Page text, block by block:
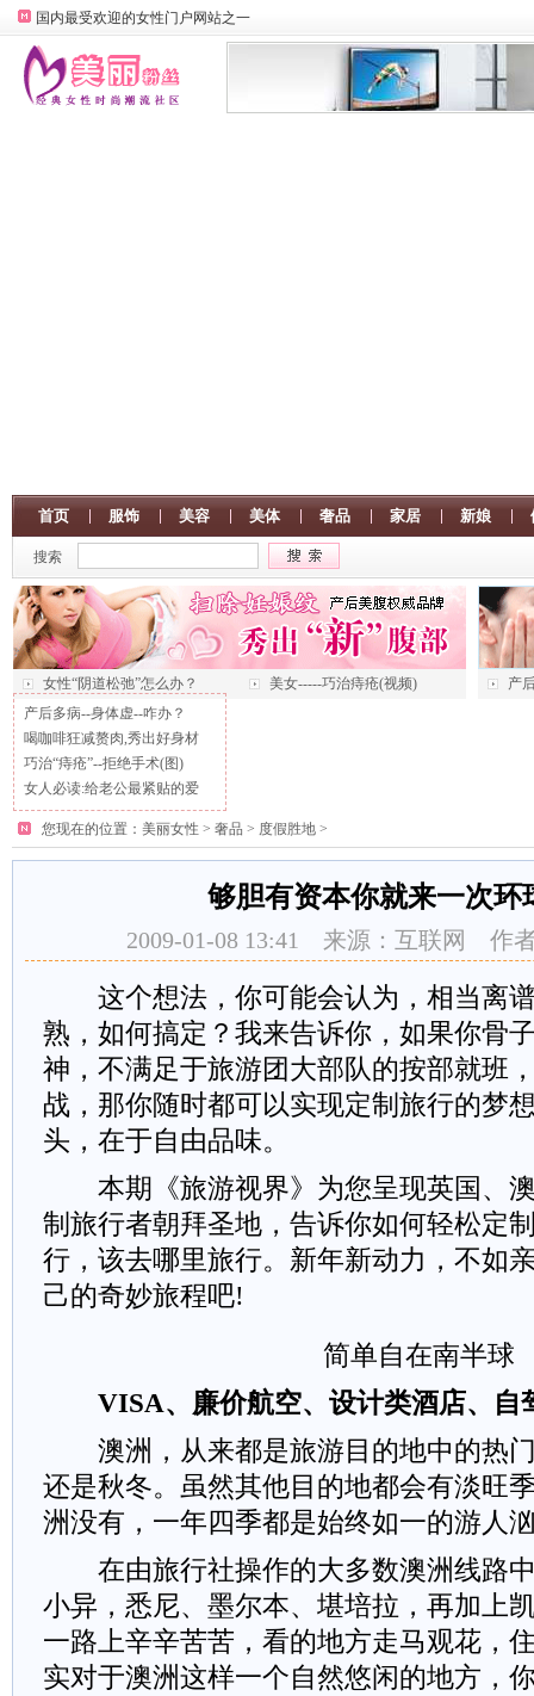
国内最受欢迎的女性门户网站之一
首页 服饰 美容 美体 奢品 家居 新娘
搜索
女性“阴道松弛”怎么办？ 美女-----巧治痔疮(视频)
产
产后多病--身体虚--咋办？
喝咖啡狂减赘肉,秀出好身材
巧治“痔疮”--拒绝手术(图)
女人必读:给老公最紧贴的爱
您现在的位置： 美丽女性 > 奢品 > 度假胜地 >
够胆有资本你就来一次环
2009-01-08 13:41 来源：互联网
这个想法，你可能会认为，相当离谱
熟，如何搞定？我来告诉你，如果你骨
神，不满足于旅游团大部队的按部就班
战，那你随时都可以实现定制旅行的
头，在于自由品味。
本期《旅游视界》为您呈现英国、澳
制旅行者朝拜圣地，告诉你如何轻松定
行，该去哪里旅行。新年新动力，不如
己的奇妙旅程吧!
简单自在南半球
VISA、廉价航空、设计类酒店、自
澳洲，从来都是旅游目的地中的热门
还是秋冬。虽然其他目的地都会有淡旺
洲没有，一年四季都是始终如一的游人
在由旅行社操作的大多数澳洲线路中
小异，悉尼、墨尔本、堪培拉，再加上
一路上辛辛苦苦，看的地方走马观花，
实对于澳洲这样一个自然悠闲的地方，